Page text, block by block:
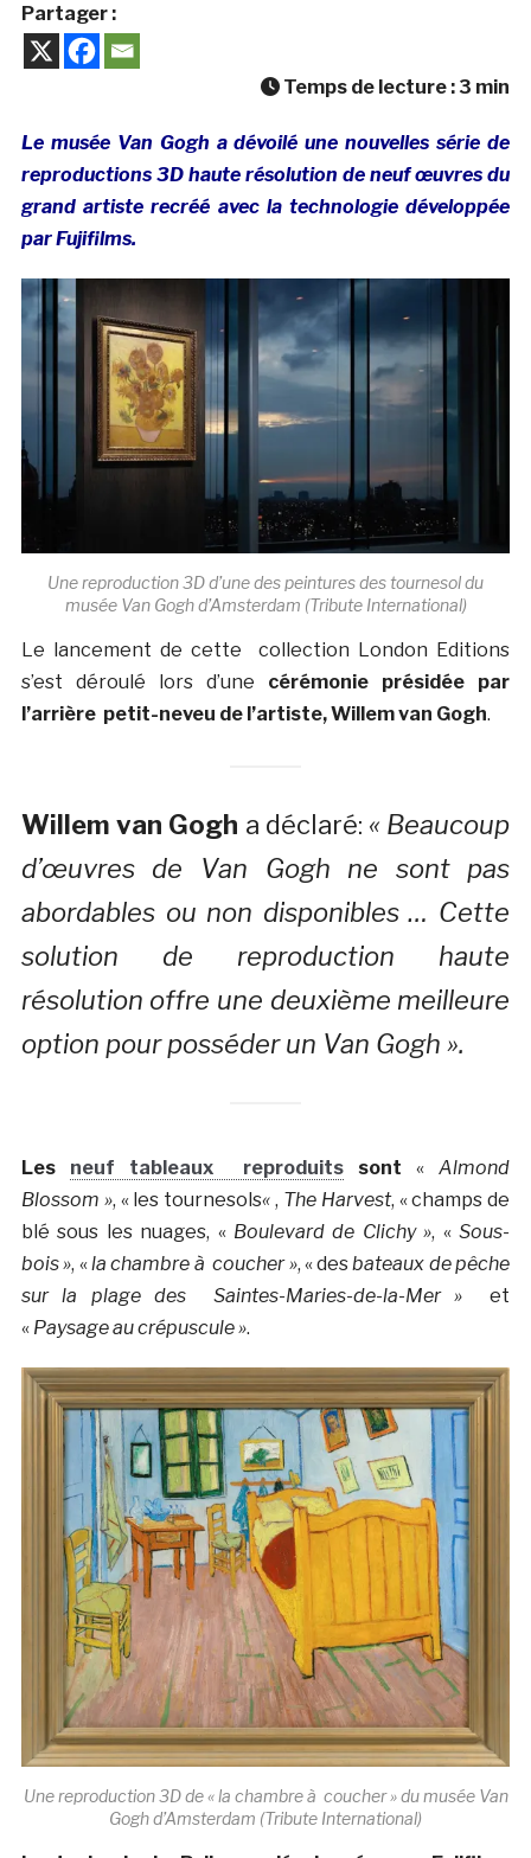
Partager :
Temps de lecture : 3 min
Le musée Van Gogh a dévoilé une nouvelles série de
reproductions 3D haute résolution de neuf œuvres du
grand artiste recréé avec la technologie développée
par Fujifilms.
Une reproduction 3D d’une des peintures des tournesol du
musée Van Gogh d’Amsterdam (Tribute International)
Le lancement de cette collection London Editions
s’est déroulé lors d’une cérémonie présidée par
l’arrière petit-neveu de l’artiste, Willem van Gogh.
Willem van Gogh a déclaré: « Beaucoup
d’œuvres de Van Gogh ne sont pas
abordables ou non disponibles … Cette
solution de reproduction haute
résolution offre une deuxième meilleure
option pour posséder un Van Gogh ».
Les neuf tableaux reproduitssont «Almond
Blossom », « les tournesols«, The Harvest, « champs de
blé sous les nuages, « Boulevard de Clichy », «Sous-
bois », «la chambre à coucher », « desbateaux de pêche
sur la plage des Saintes-Maries-de-la-Mer » et
« Paysage au crépuscule ».
Une reproduction 3D de « la chambre à coucher » du musée Van
Gogh d’Amsterdam (Tribute International)